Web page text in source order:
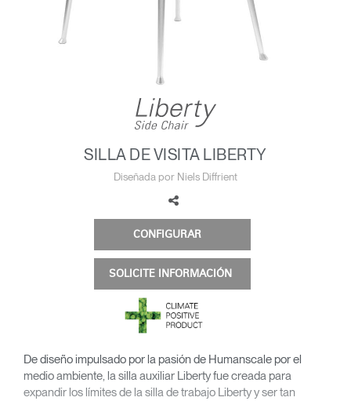
Cambiar región
OpensOpens
SILLA DE VISITA LIBERTY
Diseñada por Niels Diffrient
CONFIGURAR
SOLICITE INFORMACIÓN
De diseño impulsado por la pasión de Humanscale por el
medio ambiente, la silla auxiliar Liberty fue creada para
expandir los límites de la silla de trabajo Liberty y ser tan